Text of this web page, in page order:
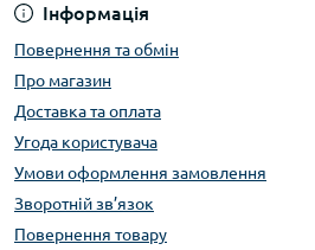
Інформація
Повернення та обмін
Про магазин
Доставка та оплата
Угода користувача
Умови оформлення замовлення
Зворотній зв’язок
Повернення товару